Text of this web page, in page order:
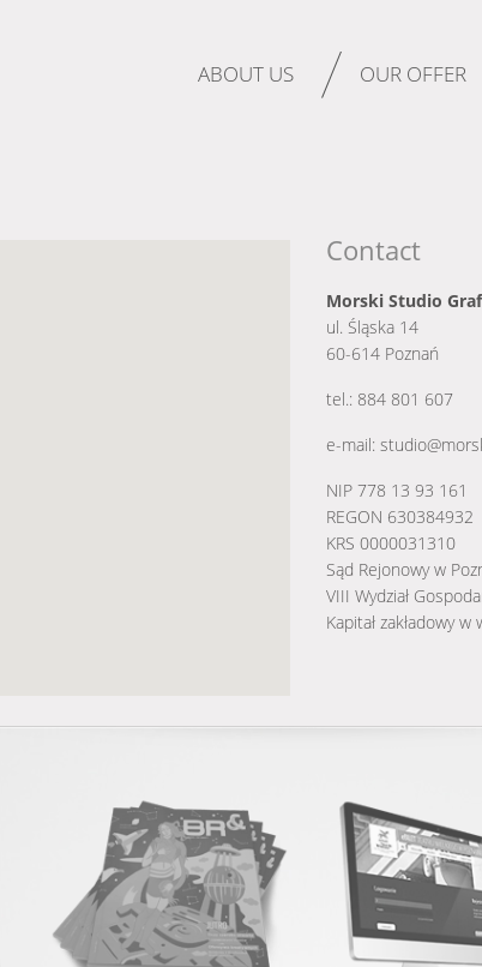
ABOUT US OUR OFFER
Contact
Morski Studio
ul. Śląska 14
60-614 Poznań
tel.: 884 801 607
e-mail:
NIP 778 13 93 161
REGON 630384932
KRS 0000031310
Sąd Rejonowy w
VIII Wydział
Kapitał zakładowy